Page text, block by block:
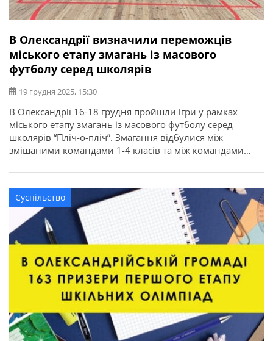
В Олександрії визначили переможців
міського етапу змагань із масового
футболу серед школярів
19 грудня 2025, 15:30
В Олександрії 16-18 грудня пройшли ігри у рамках
міського етапу змагань із масового футболу серед
школярів “Пліч-о-пліч”. Змагання відбулися між
змішаними командами 1-4 класів та між командами
міська рада. За результатами ігор змішані команди
здобули: Серед команд дівчат вибороли: Команди
отримали кубки, медалі і дипломи. Переможці
представлятимуть Олександрійську […]
Суспільство